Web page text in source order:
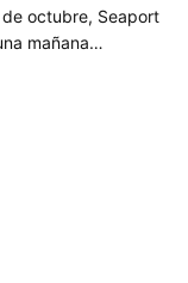
octubre, Seaport
mañana…